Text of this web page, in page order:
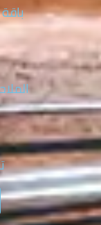
باقة من 130 فصلاً لإتقان العود
الملاحظات
تعلم بناءً